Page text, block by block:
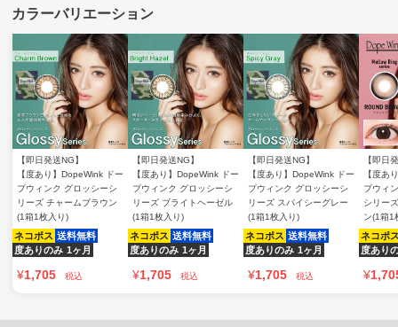
【即日発送NG】
【度あり】DopeWink ドー
プウィンク グロッシーシ
リーズ チャームブラウン
(1箱1枚入り)
ネコポス 送料無料
度ありのみ 1ヶ月
¥1,705 税込
【即日発送NG】
【度あり】DopeWink ドー
プウィンク グロッシーシ
リーズ ブライトヘーゼル
(1箱1枚入り)
ネコポス 送料無料
度ありのみ 1ヶ月
¥1,705 税込
【即日発送NG】
【度あり】DopeWink ドー
プウィンク グロッシーシ
リーズ スパイシーグレー
(1箱1枚入り)
ネコポス 送料無料
度ありのみ 1ヶ月
¥1,705 税込
【即日
【度あ
プウィ
シリー
ン(1箱1
ネコポ
度あり
¥